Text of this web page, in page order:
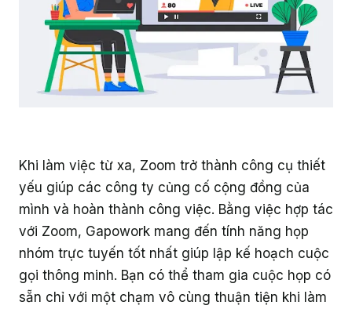
Khi làm việc từ xa, Zoom trở thành công cụ thiết
yếu giúp các công ty củng cố cộng đồng của
mình và hoàn thành công việc. Bằng việc hợp tác
với Zoom, Gapowork mang đến tính năng họp
nhóm trực tuyến tốt nhất giúp lập kế hoạch cuộc
gọi thông minh. Bạn có thể tham gia cuộc họp có
sẵn chỉ với một chạm vô cùng thuận tiện khi làm